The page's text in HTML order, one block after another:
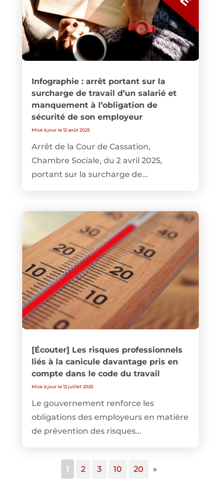
Infographie : arrêt portant sur la
surcharge de travail d’un salarié et
manquement à l’obligation de
sécurité de son employeur
Mise à jour le 12 août 2025
Arrêt de la Cour de Cassation,
Chambre Sociale, du 2 avril 2025,
portant sur la surcharge de...
[Écouter] Les risques professionnels
liés à la canicule davantage pris en
compte dans le code du travail
Mise à jour le 12 juillet 2025
Le gouvernement renforce les
obligations des employeurs en matière
de prévention des risques...
1 2 3 10 20 »